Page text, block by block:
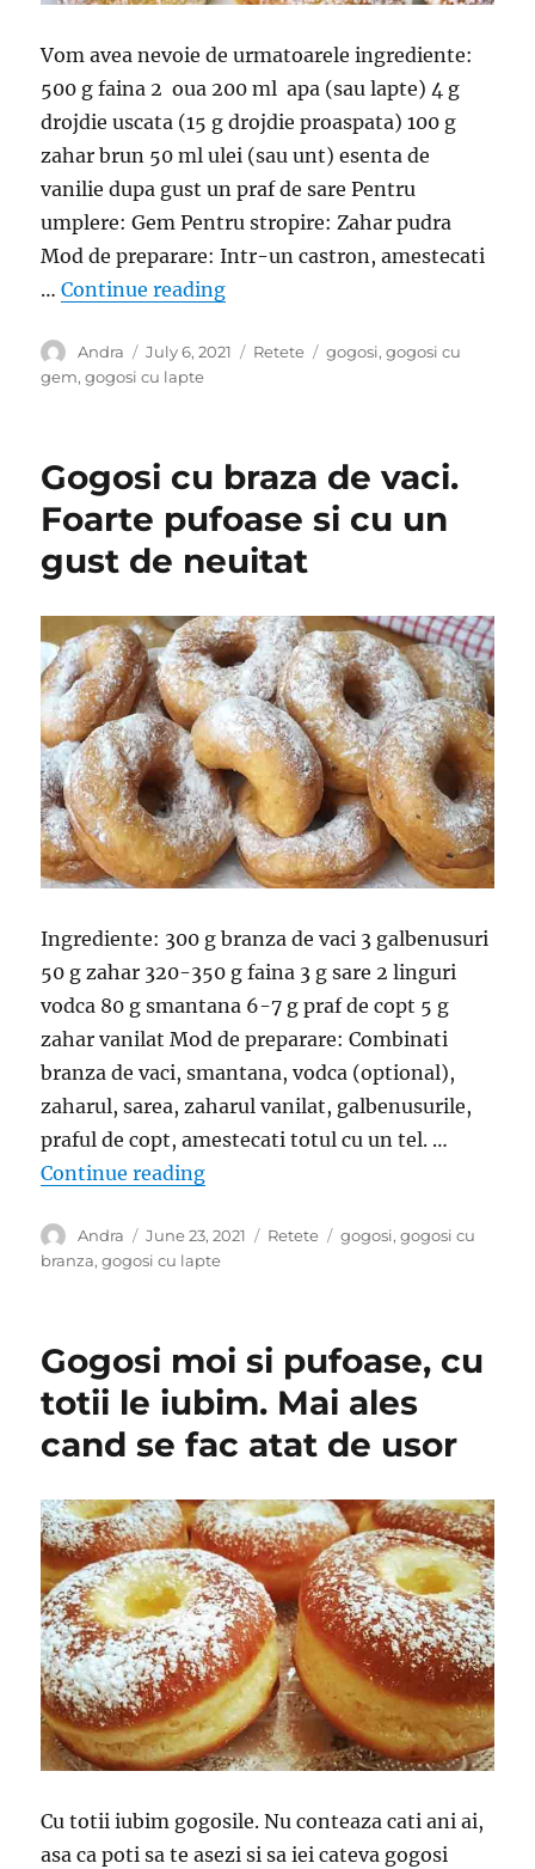
Vom avea nevoie de urmatoarele ingrediente:
500 g faina 2 oua 200 ml apa (sau lapte) 4 g
drojdie uscata (15 g drojdie proaspata) 100 g
zahar brun 50 ml ulei (sau unt) esenta de
vanilie dupa gust un praf de sare Pentru
umplere: Gem Pentru stropire: Zahar pudra
Mod de preparare: Intr-un castron, amestecati
…Continue reading“Gogosi cu gem. Simple si pe
Author
Andra
Posted
on
July 6, 2021 Categories
Retete Tags
gogosi,gogosi cu
gem,gogosi cu lapte
Gogosi cu braza de vaci.
Foarte pufoase si cu un
gust de neuitat
Ingrediente: 300 g branza de vaci 3 galbenusuri
50 g zahar 320-350 g faina 3 g sare 2 linguri
vodca 80 g smantana 6-7 g praf de copt 5 g
zahar vanilat Mod de preparare: Combinati
branza de vaci, smantana, vodca (optional),
zaharul, sarea, zaharul vanilat, galbenusurile,
praful de copt, amestecati totul cu un tel. …
Continue reading“Gogosi cu braza de vaci. Foarte
Author
Andra
Posted
on
June 23, 2021 Categories
Retete Tags
gogosi,gogosi cu
branza,gogosi cu lapte
Gogosi moi si pufoase, cu
totii le iubim. Mai ales
cand se fac atat de usor
Cu totii iubim gogosile. Nu conteaza cati ani ai,
asa ca poti sa te asezi si sa iei cateva gogosi